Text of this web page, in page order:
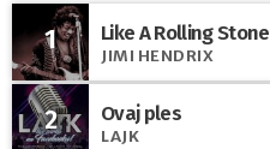
1 Like A Rolling Stone
JIMI HENDRIX
2 Ovaj ples
LAJK